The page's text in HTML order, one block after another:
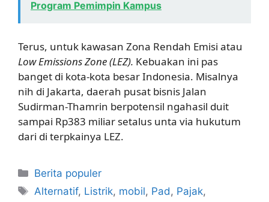
Program Pemimpin Kampus
Terus, untuk kawasan Zona Rendah Emisi atau
Low Emissions Zone (LEZ). Kebuakan ini pas
banget di kota-kota besar Indonesia. Misalnya
nih di Jakarta, daerah pusat bisnis Jalan
Sudirman-Thamrin berpotensil ngahasil duit
sampai Rp383 miliar setalus unta via hukutum
dari di terpkainya LEZ.
Kategori
Berita populer
Tag
Alternatif, Listrik, mobil, Pad , Pajak,